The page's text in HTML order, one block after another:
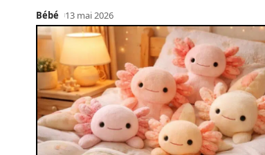
Bébé 13 mai 2026